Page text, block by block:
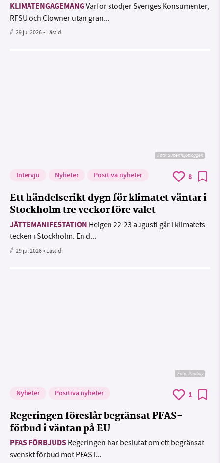
KLIMATENGAGEMANGVarför stödjer Sveriges Konsumenter,
RFSU och Clowner utan grän...
29 jul 2026• Lästid:
Foto: Supermijöbloggen
Intervju Nyheter Positiva nyheter 8
Ett händelserikt dygn för klimatet väntar i
Stockholm tre veckor före valet
JÄTTEMANIFESTATION Helgen 22-23 augusti går i klimatets
tecken i Stockholm. En d...
29 jul 2026• Lästid:
Foto:Pixabay
Nyheter Positiva nyheter 1
Regeringen föreslår begränsat PFAS-
förbud i väntan på EU
PFAS FÖRBJUDS Regeringen har beslutat om ett begränsat
svenskt förbud mot PFAS i...